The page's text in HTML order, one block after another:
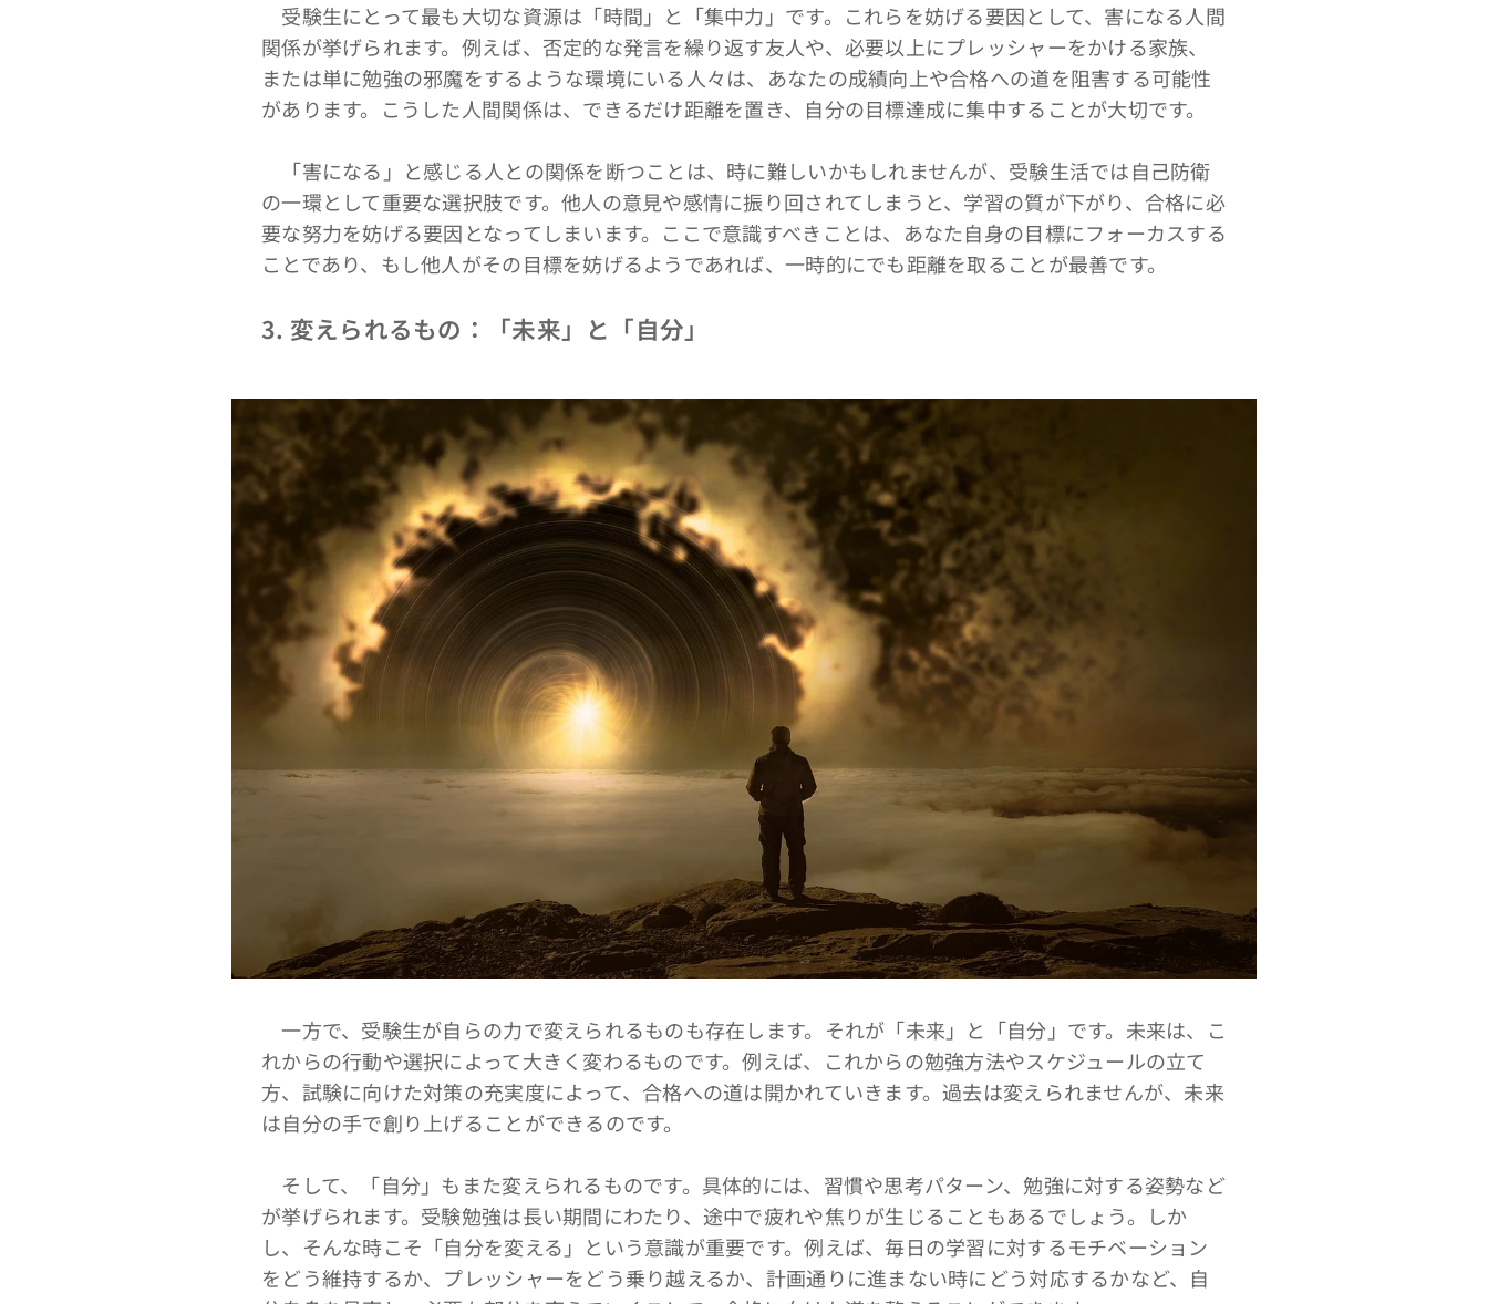
受験生にとって最も大切な資源は「時間」と「集中力」です。これらを妨げる要因として、害になる人間
関係が挙げられます。例えば、否定的な発言を繰り返す友人や、必要以上にプレッシャーをかける家族、
または単に勉強の邪魔をするような環境にいる人々は、あなたの成績向上や合格への道を阻害する可能性
があります。こうした人間関係は、できるだけ距離を置き、自分の目標達成に集中することが大切です。
「害になる」と感じる人との関係を断つことは、時に難しいかもしれませんが、受験生活では自己防衛
の一環として重要な選択肢です。他人の意見や感情に振り回されてしまうと、学習の質が下がり、合格に必
要な努力を妨げる要因となってしまいます。ここで意識すべきことは、あなた自身の目標にフォーカスする
ことであり、もし他人がその目標を妨げるようであれば、一時的にでも距離を取ることが最善です。
3. 変えられるもの：「未来」と「自分」
一方で、受験生が自らの力で変えられるものも存在します。それが「未来」と「自分」です。未来は、こ
れからの行動や選択によって大きく変わるものです。例えば、これからの勉強方法やスケジュールの立て
方、試験に向けた対策の充実度によって、合格への道は開かれていきます。過去は変えられませんが、未来
は自分の手で創り上げることができるのです。
そして、「自分」もまた変えられるものです。具体的には、習慣や思考パターン、勉強に対する姿勢など
が挙げられます。受験勉強は長い期間にわたり、途中で疲れや焦りが生じることもあるでしょう。しか
し、そんな時こそ「自分を変える」という意識が重要です。例えば、毎日の学習に対するモチベーション
をどう維持するか、プレッシャーをどう乗り越えるか、計画通りに進まない時にどう対応するかなど、自